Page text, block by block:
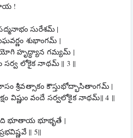
!
సురేశమ్ |
శుభాంగమ్ |
హృద్ధ్యాన గమ్యమ్ |
సర్వ లోకైక నాథమ్ || 3 ||
శ్రీవత్సాకం కౌస్తుభోద్భాసితాంగమ్ |
విష్ణుం వందే సర్వలోకైక నాథమ్|| 4 ||
భూతాయ భూభృతే |
|| 5||